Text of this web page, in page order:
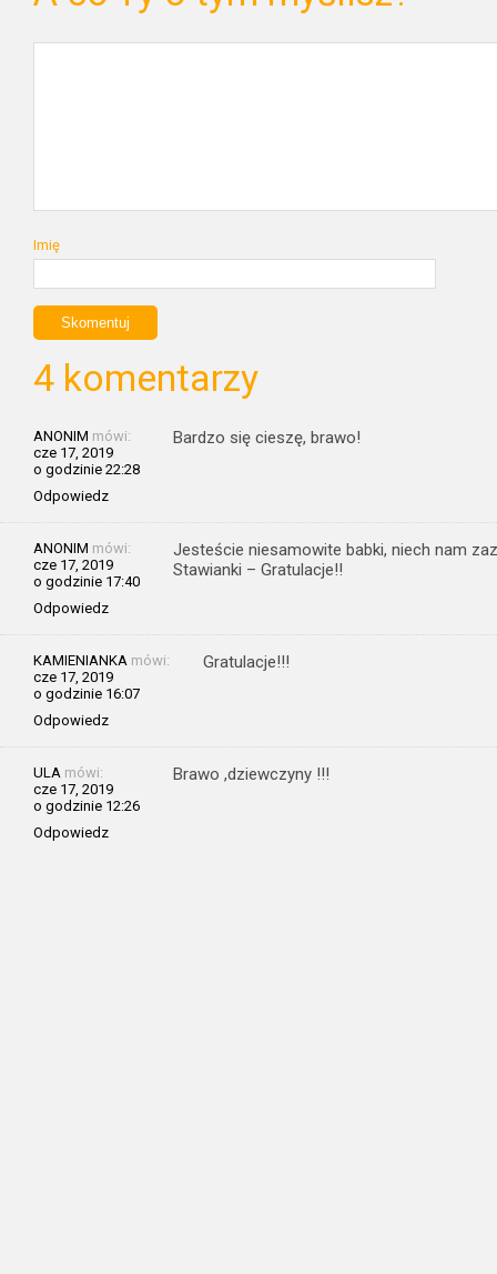
Imię
4 komentarzy
ANONIM mówi:
cze 17, 2019
o godzinie 22:28
Odpowiedz
Bardzo się cieszę, brawo!
ANONIM mówi:
cze 17, 2019
o godzinie 17:40
Odpowiedz
Jesteście niesamowite babki, niech nam
Stawianki – Gratulacje!!
KAMIENIANKA mówi:
cze 17, 2019
o godzinie 16:07
Odpowiedz
Gratulacje!!!
ULA mówi:
cze 17, 2019
o godzinie 12:26
Odpowiedz
Brawo ,dziewczyny !!!